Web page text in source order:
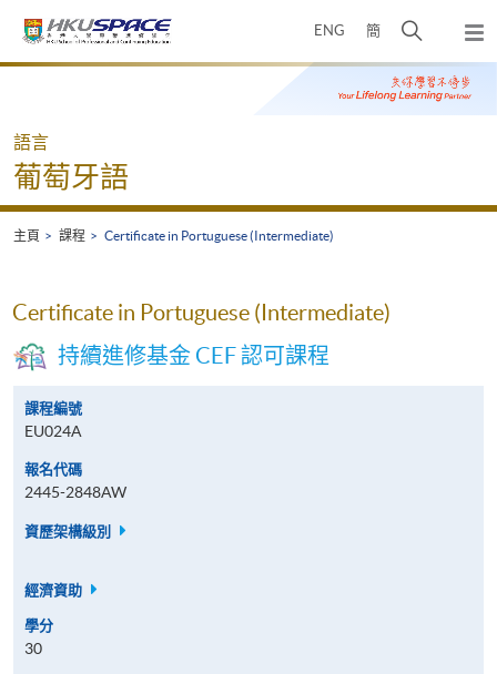
ENG 簡
開
搜
尋
彈
出
主
Main
語言
葡萄牙語
主頁 課程 Certificate in Portuguese (Intermediate)
Certificate in Portuguese (Intermediate)
持續進修基金 CEF 認可課程
課程編號
EU024A
報名代碼
2445-2848AW
資歷架構級別
經濟資助
學分
30